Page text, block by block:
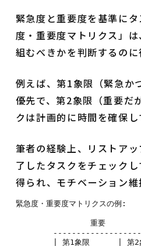
緊急度と重要度を基準に
度・重要度マトリクス」
組むべきかを判断するのに
例えば、第1象限（緊急か
優先で、第2象限（重要だ
クは計画的に時間を確保し
筆者の経験上、リストア
了したタスクをチェック
得られ、モチベーション維
緊急度・重要度マトリクスの例: